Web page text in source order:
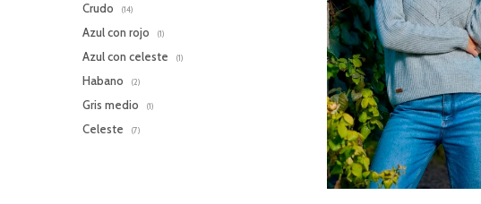
Crudo (14)
Azul con rojo (1)
Azul con celeste (1)
Habano (2)
Gris medio (1)
Celeste (7)